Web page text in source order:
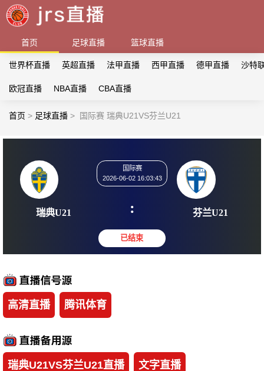
首页 足球直播 篮球直播
世界杯直播 英超直播 法甲直播 西甲直播 德甲直播 沙特
欧冠直播 NBA直播 CBA直播
首页 > 足球直播 > 国际赛 瑞典U21VS芬兰U21
2026-06-02 16:03:43
:
高清直播 腾讯体育
瑞典U21VS芬兰U21直播 文字直播